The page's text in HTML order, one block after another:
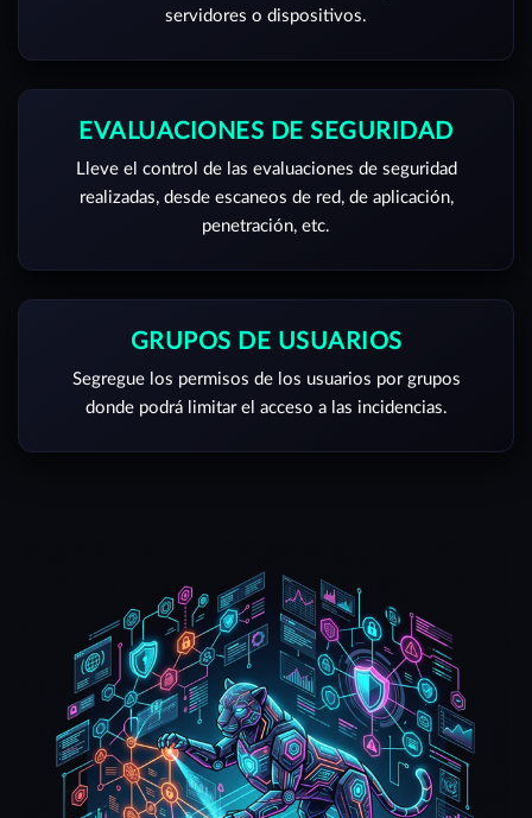
servidores o dispositivos.
EVALUACIONES DE SEGURIDAD
Lleve el control de las evaluaciones de seguridad
realizadas, desde escaneos de red, de aplicación,
penetración, etc.
GRUPOS DE USUARIOS
Segregue los permisos de los usuarios por grupos
donde podrá limitar el acceso a las incidencias.